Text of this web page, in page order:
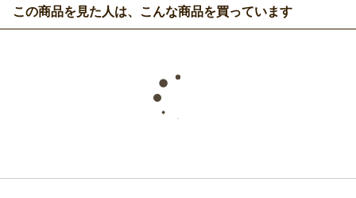
この商品を見た人は、こんな商品を買っています